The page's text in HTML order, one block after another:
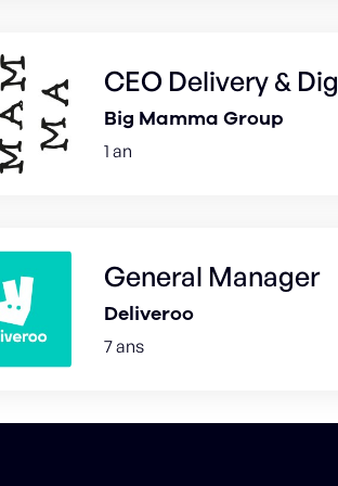
CEO Delivery &
Big Mamma Group
1 an
General Manager
Deliveroo
7 ans